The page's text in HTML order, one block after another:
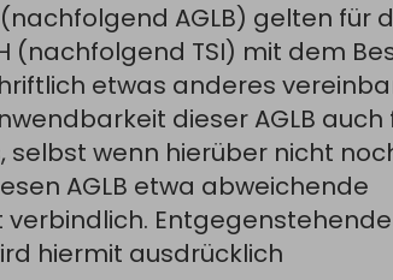
AGLB) gelten für
(nachfolgend TSI) mit dem
etwas anderes
dieser AGLB auch
wenn hierüber nicht
AGLB etwa abweichende
hiermit ausdrücklich